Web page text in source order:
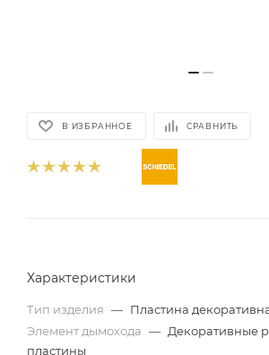
В ИЗБРАННОЕ СРАВНИТЬ
Характеристики
Тип изделия — Пластина
Элемент дымохода — Декоративные
пластины